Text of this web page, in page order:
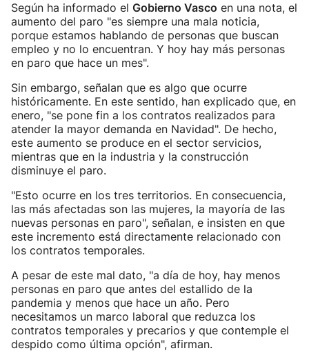
Según ha informado el Gobierno Vasco en una nota, el
aumento del paro "es siempre una mala noticia,
porque estamos hablando de personas que buscan
empleo y no lo encuentran. Y hoy hay más personas
en paro que hace un mes".
Sin embargo, señalan que es algo que ocurre
históricamente. En este sentido, han explicado que, en
enero, "se pone fin a los contratos realizados para
atender la mayor demanda en Navidad". De hecho,
este aumento se produce en el sector servicios,
mientras que en la industria y la construcción
disminuye el paro.
"Esto ocurre en los tres territorios. En consecuencia,
las más afectadas son las mujeres, la mayoría de las
nuevas personas en paro", señalan, e insisten en que
este incremento está directamente relacionado con
los contratos temporales.
A pesar de este mal dato, "a día de hoy, hay menos
personas en paro que antes del estallido de la
pandemia y menos que hace un año. Pero
necesitamos un marco laboral que reduzca los
contratos temporales y precarios y que contemple el
despido como última opción", afirman.